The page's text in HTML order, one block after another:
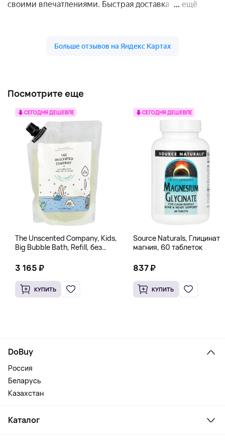
Посмотрите еще
СЕГОДНЯ ДЕШЕВЛЕ
The Unscented Company, Kids,
Big Bubble Bath, Refill, без
Унции)
3 165 ₽
КУПИТЬ
СЕГОДНЯ ДЕШЕВЛЕ
Source Naturals, Глицинат
магния, 60 таблеток
837 ₽
КУПИТЬ
DoBuy
Россия
Беларусь
Казахстан
Каталог